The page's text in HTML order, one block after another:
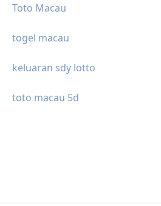
Toto Macau
togel macau
keluaran sdy lotto
toto macau 5d